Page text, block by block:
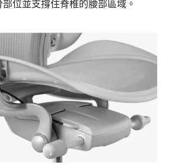
位並支撐住脊椎的腰部區域。